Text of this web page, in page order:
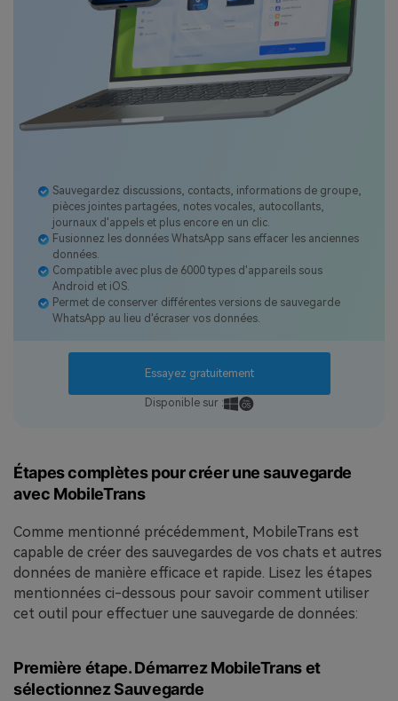
Sauvegardez discussions, contacts, informations de groupe,
pièces jointes partagées, notes vocales, autocollants,
journaux d'appels et plus encore en un clic.
Fusionnez les données WhatsApp sans effacer les anciennes
données.
Compatible avec plus de 6000 types d'appareils sous
Android et iOS.
Permet de conserver différentes versions de sauvegarde
WhatsApp au lieu d'écraser vos données.
Essayez gratuitement
Disponible sur :
Étapes complètes pour créer une sauvegarde
avec MobileTrans
Comme mentionné précédemment, MobileTrans est
capable de créer des sauvegardes de vos chats et autres
données de manière efficace et rapide. Lisez les étapes
mentionnées ci-dessous pour savoir comment utiliser
cet outil pour effectuer une sauvegarde de données:
Première étape. Démarrez MobileTrans et
sélectionnez Sauvegarde